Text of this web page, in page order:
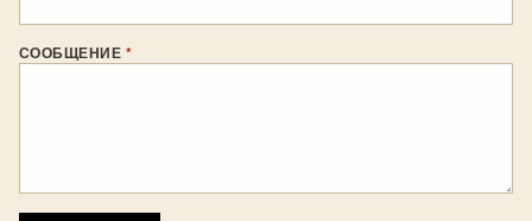
СООБЩЕНИЕ *